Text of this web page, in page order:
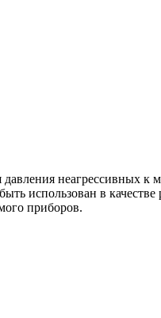
неагрессивных
использован в
приборов.